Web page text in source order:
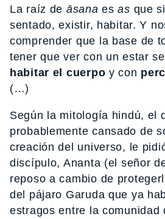
La raíz de āsana esas que
sentado, existir, habitar. Y
comprender que la base de
tener que ver con un estar
habitar el cuerpo y con
(…)
Según la mitología hindú, el
probablemente cansado de
creación del universo, le
discípulo, Ananta (el señor
reposo a cambio de
del pájaro Garuda que ya
estragos entre la comunidad